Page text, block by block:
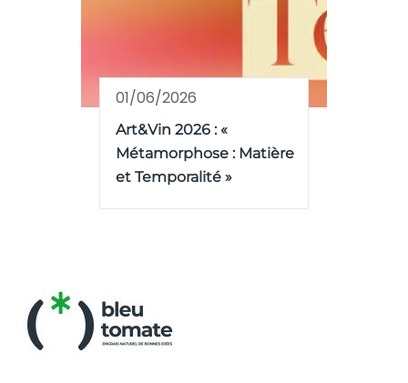
01/06/2026
Art&Vin 2026 : «
Métamorphose : Matière
et Temporalité »